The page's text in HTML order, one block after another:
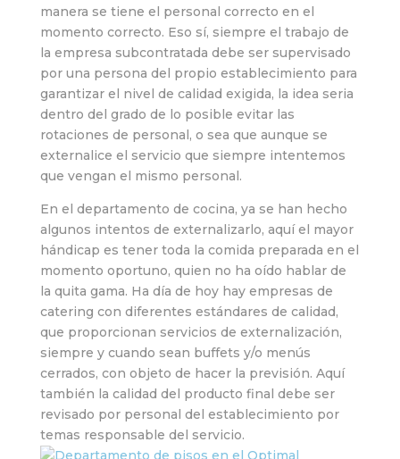
manera se tiene el personal correcto en el
momento correcto. Eso sí, siempre el trabajo de
la empresa subcontratada debe ser supervisado
por una persona del propio establecimiento para
garantizar el nivel de calidad exigida, la idea seria
dentro del grado de lo posible evitar las
rotaciones de personal, o sea que aunque se
externalice el servicio que siempre intentemos
que vengan el mismo personal.
En el departamento de cocina, ya se han hecho
algunos intentos de externalizarlo, aquí el mayor
hándicap es tener toda la comida preparada en el
momento oportuno, quien no ha oído hablar de
la quita gama. Ha día de hoy hay empresas de
catering con diferentes estándares de calidad,
que proporcionan servicios de externalización,
siempre y cuando sean buffets y/o menús
cerrados, con objeto de hacer la previsión. Aquí
también la calidad del producto final debe ser
revisado por personal del establecimiento por
temas responsable del servicio.